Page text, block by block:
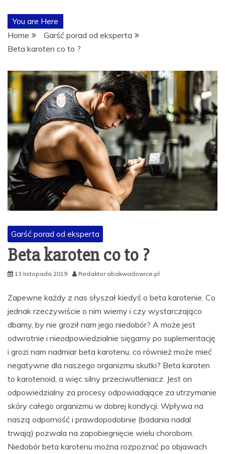
TEMATYCE
TRENINGÓW,
ODŻYWEK I
You are Here
Home
Garść porad od eksperta
Beta karoten co to ?
Garść porad od eksperta
Beta karoten co to ?
13 listopada 2019 Redaktor abakwadowice.pl
Zapewne każdy z nas słyszał kiedyś o beta karotenie. Co
jednak rzeczywiście o nim wiemy i czy wystarczająco
dbamy, by nie groził nam jego niedobór? A może jest
odwrotnie i nieodpowiedzialnie sięgamy po suplementację
i grozi nam nadmiar beta karotenu, co również może mieć
negatywne dla naszego organizmu skutki? Beta karoten
to karotenoid, a więc silny przeciwutleniacz. Jest on
odpowiedzialny za procesy odpowiadające za utrzymanie
skóry całego organizmu w dobrej kondycji. Wpływa na
naszą odporność i prawdopodobnie (badania nadal
trwają) pozwala na zapobiegnięcie wielu chorobom.
Niedobór beta karotenu można rozpoznać po objawach